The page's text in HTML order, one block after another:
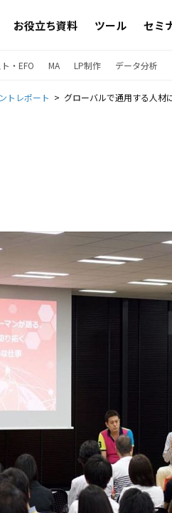
お役立ち資料 ツール セミ
・EFO MA LP制作 データ分析
トレポート グローバルで通用する人材